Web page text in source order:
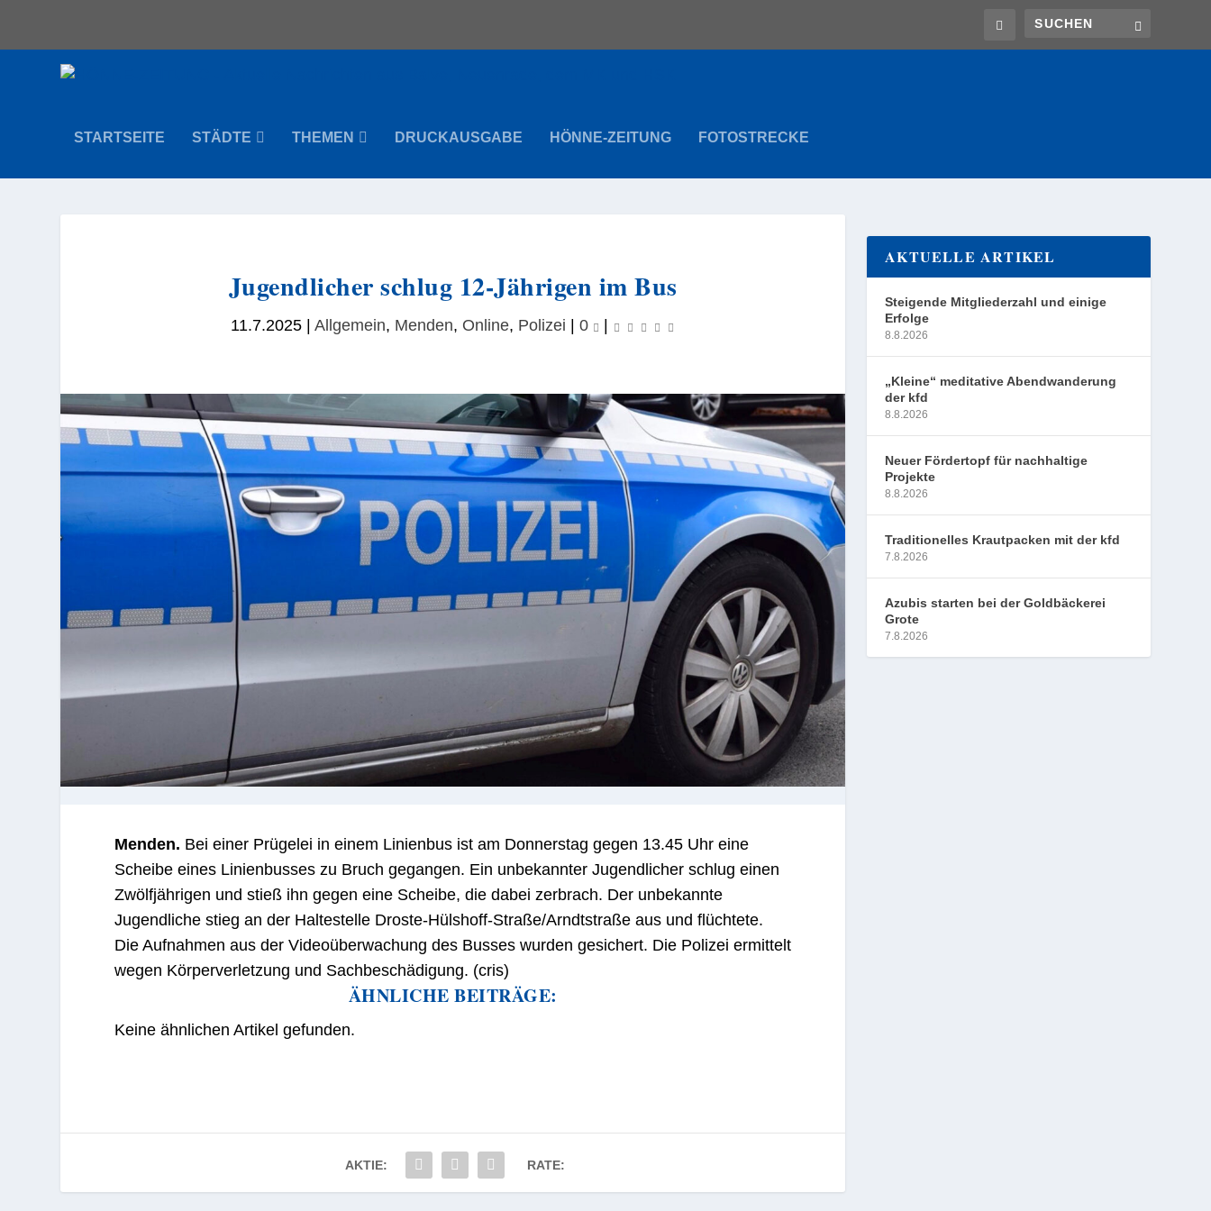
STARTSEITE STÄDTE THEMEN DRUCKAUSGABE HÖNNE-ZEITUNG FOTOSTRECKE
Jugendlicher schlug 12-Jährigen im Bus
11.7.2025| Allgemein, Menden, Online, Polizei 0
Menden. Bei einer Prügelei in einem Linienbus ist am Donnerstag gegen 13.45 Uhr eine
Scheibe eines Linienbusses zu Bruch gegangen. Ein unbekannter Jugendlicher schlug einen
Zwölfjährigen und stieß ihn gegen eine Scheibe, die dabei zerbrach. Der unbekannte
Jugendliche stieg an der Haltestelle Droste-Hülshoff-Straße/Arndtstraße aus und flüchtete.
Die Aufnahmen aus der Videoüberwachung des Busses wurden gesichert. Die Polizei ermittelt
wegen Körperverletzung und Sachbeschädigung. (cris)
ÄHNLICHE BEITRÄGE:
Keine ähnlichen Artikel gefunden.
AKTIE: RATE:
AKTUELLE ARTIKEL
Steigende Mitgliederzahl und einige
Erfolge
8.8.2026
„Kleine“ meditative Abendwanderung
der kfd
8.8.2026
Neuer Fördertopf für nachhaltige
Projekte
8.8.2026
Traditionelles Krautpacken mit der kfd
7.8.2026
Azubis starten bei der Goldbäckerei
Grote
7.8.2026